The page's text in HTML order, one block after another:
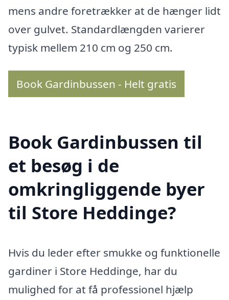
mens andre foretrækker at de hænger lidt
over gulvet. Standardlængden varierer
typisk mellem 210 cm og 250 cm.
Book Gardinbussen - Helt gratis
Book Gardinbussen til
et besøg i de
omkringliggende byer
til Store Heddinge?
Hvis du leder efter smukke og funktionelle
gardiner i Store Heddinge, har du
mulighed for at få professionel hjælp